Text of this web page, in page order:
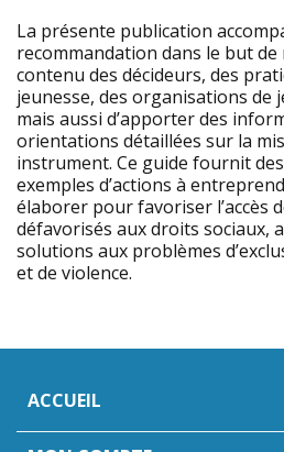
La présente publication
recommandation dans le but
contenu des décideurs, des
jeunesse, des organisations de
mais aussi d’apporter des
orientations détaillées sur la
instrument. Ce guide fournit
exemples d’actions à
élaborer pour favoriser l’accès
défavorisés aux droits sociaux,
solutions aux problèmes
et de violence.
ACCUEIL